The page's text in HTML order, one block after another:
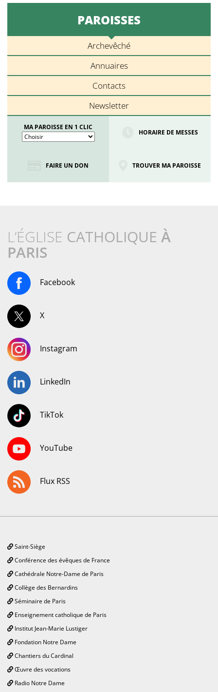
PAROISSES
Archevêché
Annuaires
Contacts
Newsletter
MA PAROISSE EN 1 CLIC
HORAIRE DE MESSES
FAIRE UN DON TROUVER MA PAROISSE
L’ÉGLISE CATHOLIQUE À
PARIS
Facebook
X
Instagram
LinkedIn
TikTok
YouTube
Flux RSS
Saint-Siège
Conférence des évêques de France
Cathédrale Notre-Dame de Paris
Collège des Bernardins
Séminaire de Paris
Enseignement catholique de Paris
Institut Jean-Marie Lustiger
Fondation Notre Dame
Chantiers du Cardinal
Œuvre des vocations
Radio Notre Dame